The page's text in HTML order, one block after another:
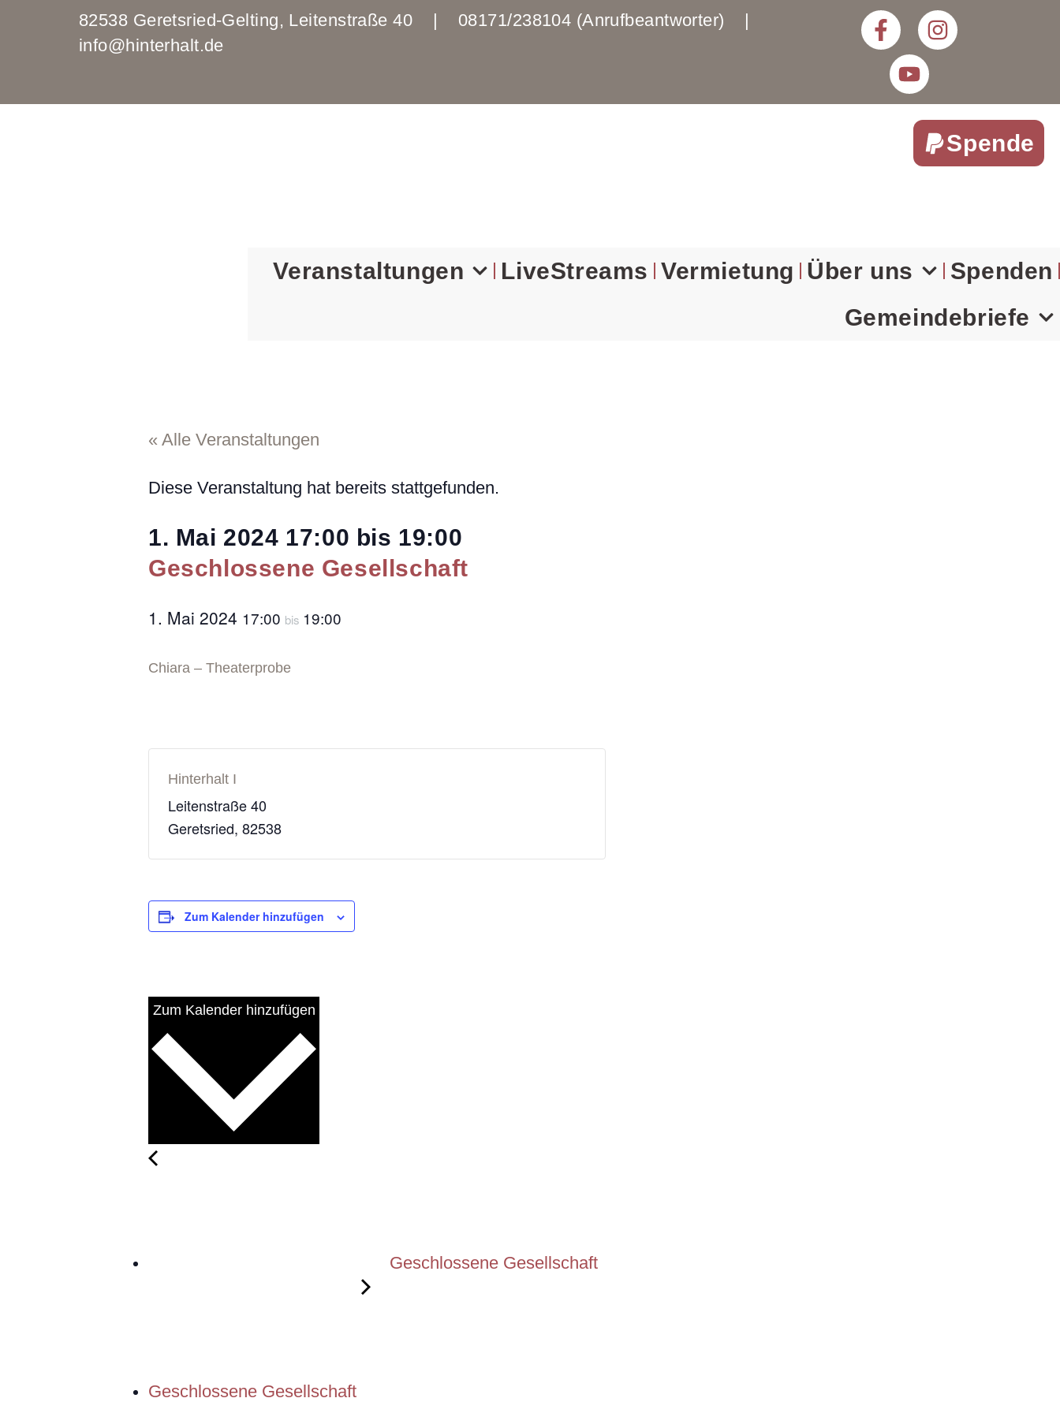
82538 Geretsried-Gelting, Leitenstraße 40 | 08171/238104 (Anrufbeantworter) |
info@hinterhalt.de
Spende
Veranstaltungen LiveStreams Vermietung Über uns
Spenden
Gemeindebriefe
« Alle Veranstaltungen
Diese Veranstaltung hat bereits stattgefunden.
1. Mai 2024 17:00 bis 19:00
Geschlossene Gesellschaft
1. Mai 2024 17:00 bis 19:00
Chiara – Theaterprobe
Hinterhalt I
Leitenstraße 40
Geretsried, 82538
Zum Kalender hinzufügen
Geschlossene Gesellschaft
Geschlossene Gesellschaft